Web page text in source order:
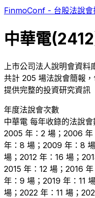
FinmoConf - 台股法說會
中華電(2412
上市公司法人說明會資料
共計 205 場法說會簡報
提供完整的投資研究資訊
年度法說會次數
中華電 每年收錄的法說會
2005 年：2 場；2006
年：8 場；2009 年：8
場；2012 年：16 場；
2015 年：12 場；2016
年：9 場；2019 年：11
場；2022 年：11 場；